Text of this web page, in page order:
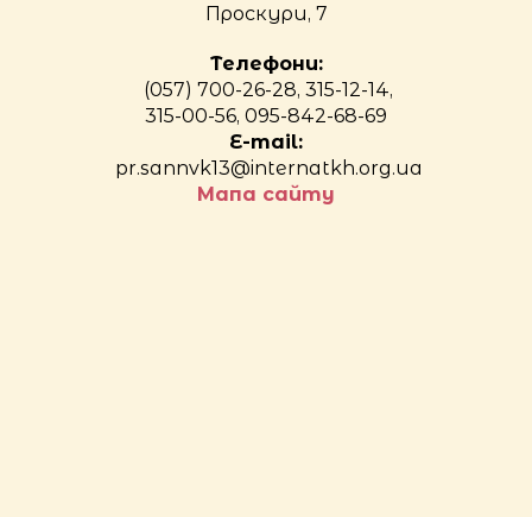
Проскури, 7
Телефони:
(057) 700-26-28, 315-12-14,
315-00-56, 095-842-68-69
E-mail:
pr.sannvk13@internatkh.org.ua
Мапа сайту